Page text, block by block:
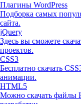
Плагины WordPress
Подборка самых
сайта.
jQuery
Здесь вы сможете
проектов.
CSS3
Бесплатно скачать
анимации.
HTML5
Можно скачать файлы